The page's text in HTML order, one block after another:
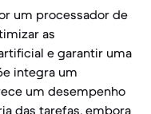
um processador de
as
e garantir uma
integra um
um desempenho
das tarefas, embora